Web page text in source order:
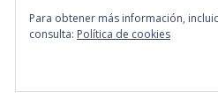
Para obtener más información,
consulta: Política de cookies